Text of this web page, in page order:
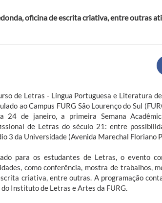
oficina de escrita criativa, entre outras
de Letras - Língua Portuguesa e Literatura
ao Campus FURG São Lourenço do Sul
24 de janeiro, a primeira Semana
de Letras do século 21: entre
3 da Universidade (Avenida Marechal Floriano
para os estudantes de Letras, o evento
como conferência, mostra de trabalhos,
criativa, entre outras. A programação
Instituto de Letras e Artes da FURG.